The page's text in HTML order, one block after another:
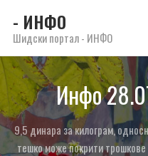
- ИНФО
Шидски портал - ИНФО
Инфо
9,5 динара за килограм,
тешко може покрити